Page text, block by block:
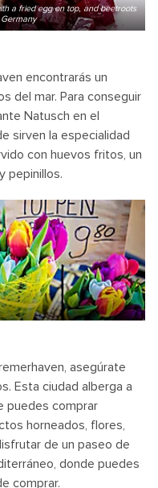
a fried egg on top, and beetroots
encontrarás un
del mar. Para conseguir
Natusch en el
sirven la especialidad
con huevos fritos, un
pepinillos.
asegúrate
Esta ciudad alberga a
puedes comprar
horneados, flores,
de un paseo de
donde puedes
comprar.